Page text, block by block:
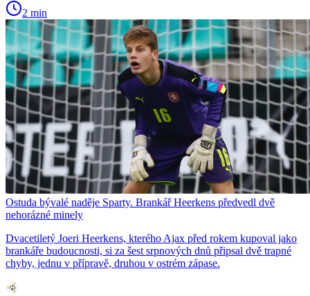
2 min
Ostuda bývalé naděje Sparty. Brankář Heerkens předvedl dvě
nehorázné minely
Dvacetiletý Joeri Heerkens, kterého Ajax před rokem kupoval jako
brankáře budoucnosti, si za šest srpnových dnů připsal dvě trapné
chyby, jednu v přípravě, druhou v ostrém zápase.